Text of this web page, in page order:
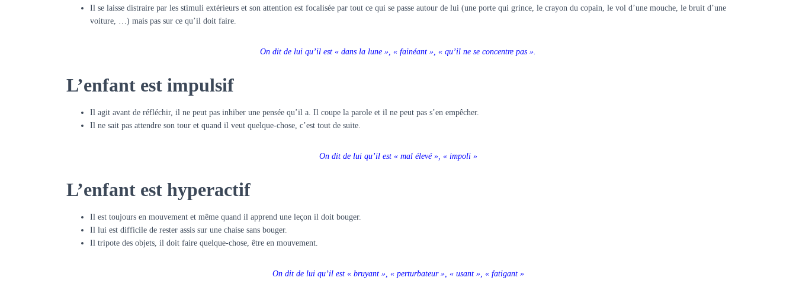
Il se laisse distraire par les stimuli extérieurs et son attention est focalisée par tout ce qui se passe autour de lui (une porte qui grince, le crayon du copain, le vol d’une mouche, le bruit d’une
voiture, …) mais pas sur ce qu’il doit faire.
On dit de lui qu’il est « dans la lune », « fainéant », « qu’il ne se concentre pas ».
L’enfant est impulsif
Il agit avant de réfléchir, il ne peut pas inhiber une pensée qu’il a. Il coupe la parole et il ne peut pas s’en empêcher.
Il ne sait pas attendre son tour et quand il veut quelque-chose, c’est tout de suite.
On dit de lui qu’il est « mal élevé », « impoli »
L’enfant est hyperactif
Il est toujours en mouvement et même quand il apprend une leçon il doit bouger.
Il lui est difficile de rester assis sur une chaise sans bouger.
Il tripote des objets, il doit faire quelque-chose, être en mouvement.
On dit de lui qu’il est « bruyant », « perturbateur », « usant », « fatigant »